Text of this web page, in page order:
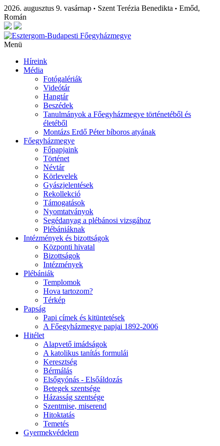
2026. augusztus 9. vasárnap • Szent Terézia Benedikta • Emőd,
Román
Menü
Híreink
Média
Fotógalériák
Videótár
Hangtár
Beszédek
Tanulmányok a Főegyházmegye történetéből és
életéből
Montázs Erdő Péter bíboros atyának
Főegyházmegye
Főpapjaink
Történet
Névtár
Körlevelek
Gyászjelentések
Rekollekció
Támogatások
Nyomtatványok
Segédanyag a plébánosi vizsgához
Plébániáknak
Intézmények és bizottságok
Központi hivatal
Bizottságok
Intézmények
Plébániák
Templomok
Hova tartozom?
Térkép
Papság
Papi címek és kitüntetések
A Főegyházmegye papjai 1892-2006
Hitélet
Alapvető imádságok
A katolikus tanítás formulái
Keresztség
Bérmálás
Elsőgyónás - Elsőáldozás
Betegek szentsége
Házasság szentsége
Szentmise, miserend
Hitoktatás
Temetés
Gyermekvédelem